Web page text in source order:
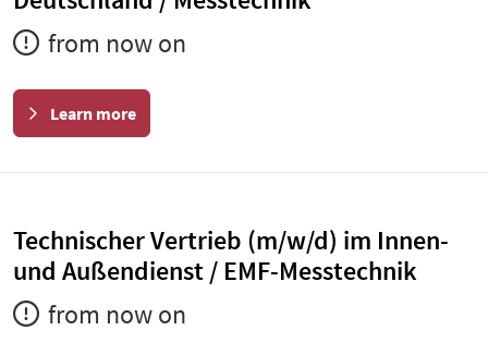
from now on
Learn more
Technischer Vertrieb (m/w/d) im Innen-
und Außendienst / EMF-Messtechnik
from now on